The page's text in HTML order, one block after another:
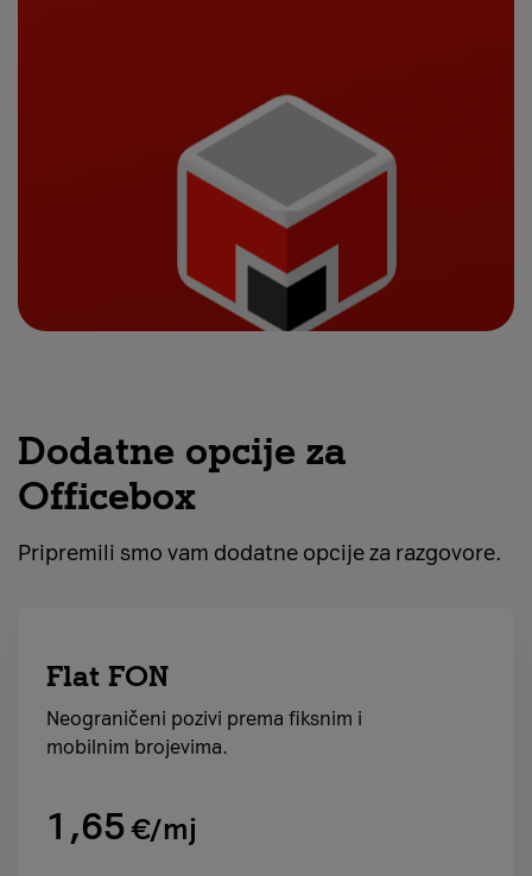
Dodatne opcije za
Officebox
Pripremili smo vam dodatne opcije za razgovore.
Flat FON
Neograničeni pozivi prema fiksnim i
mobilnim brojevima.
1,65€/mj